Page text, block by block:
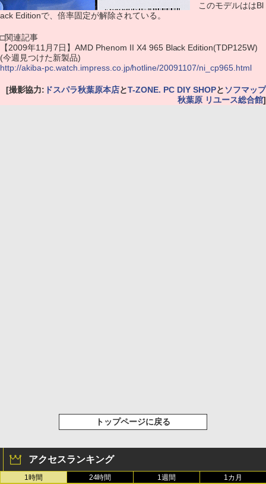
このモデルははBl
ack Editionで、倍率固定が解除されている。
□関連記事
【2009年11月7日】AMD Phenom II X4 965 Black Edition(TDP125W)
(今週見つけた新製品)
http://akiba-pc.watch.impress.co.jp/hotline/20091107/ni_cp965.html
[撮影協力: ドスパラ秋葉原本店とT-ZONE. PC DIY SHOPと ソフマップ
秋葉原 リユース総合館]
トップページに戻る
アクセスランキング
1時間 24時間 1週間 1カ月